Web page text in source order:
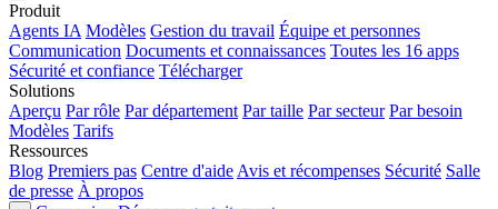
Produit
Agents IA Modèles Gestion du travail Équipe et personnes
Communication Documents et connaissances Toutes les 16 apps
Sécurité et confiance Télécharger
Solutions
Aperçu Par rôle Par département Par taille Par secteur Par besoin
Modèles Tarifs
Ressources
Blog Premiers pas Centre d'aide Avis et récompenses Sécurité Salle
de presse À propos